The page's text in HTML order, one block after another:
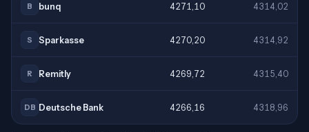
B bunq 4271,10 4314,02
S Sparkasse 4270,20 4314,92
R Remitly 4269,72 4315,40
DB Deutsche Bank 4266,16 4318,96